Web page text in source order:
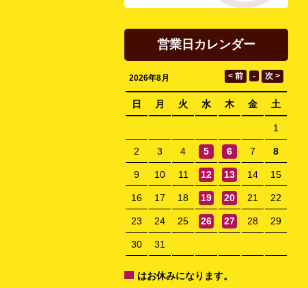
営業日カレンダー
2026年8月
日 月 火 水 木 金 土
1
2 3 4 5 6 7 8
9 10 11 12 13 14 15
16 17 18 19 20 21 22
23 24 25 26 27 28 29
30 31
はお休みになります。